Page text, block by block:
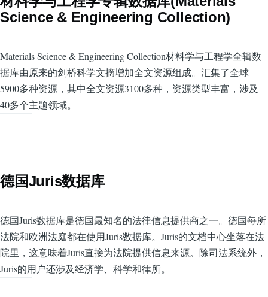
Science & Engineering Collection)
Materials Science & Engineering Collection材料学与工程学全辑数
据库由原来的剑桥科学文摘增加全文资源组成。汇集了全球
5900多种资源，其中全文资源3100多种，资源类型丰富，涉及
40多个主题领域。
德国Juris数据库
德国Juris数据库是德国最知名的法律信息提供商之一。德国每所
法院和欧洲法庭都在使用Juris数据库。Juris的文档中心坐落在法
院里，这意味着Juris直接为法院提供信息来源。除司法系统外，
Juris的用户还涉及经济学、科学和律所。